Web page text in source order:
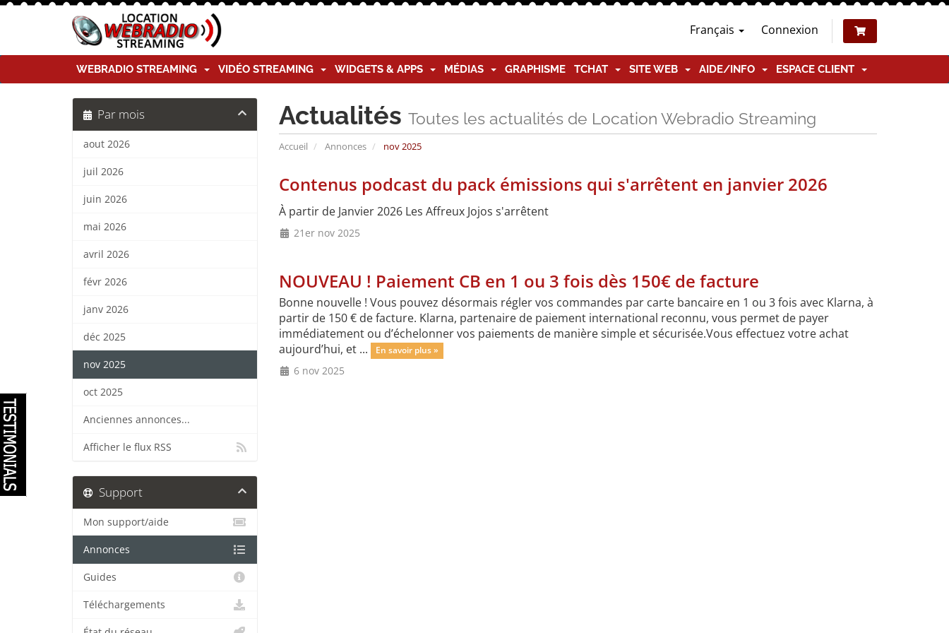
Français Connexion
WEBRADIO STREAMING VIDÉO STREAMING WIDGETS & APPS MÉDIAS GRAPHISME TCHAT SITE WEB AIDE/INFO ESPACE CLIENT
Actualités Toutes les actualités de Location Webradio Streaming
Accueil Annonces nov 2025
Par mois
aout 2026
juil 2026
juin 2026
mai 2026
avril 2026
févr 2026
janv 2026
déc 2025
nov 2025
oct 2025
Anciennes annonces...
Afficher le flux RSS
Contenus podcast du pack émissions qui s'arrêtent en janvier 2026
À partir de Janvier 2026 Les Affreux Jojos s'arrêtent
21er nov 2025
NOUVEAU ! Paiement CB en 1 ou 3 fois dès 150€ de facture
Bonne nouvelle ! Vous pouvez désormais régler vos commandes par carte bancaire en 1 ou 3 fois avec Klarna, à
partir de 150 € de facture. Klarna, partenaire de paiement international reconnu, vous permet de payer
immédiatement ou d’échelonner vos paiements de manière simple et sécurisée.Vous effectuez votre achat
aujourd’hui, et ...
En savoir plus »
6 nov 2025
Support
Mon support/aide
Annonces
Guides
Téléchargements